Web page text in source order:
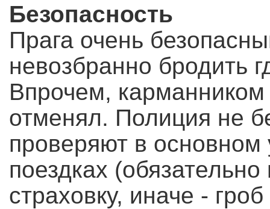
Безопасность
Прага очень
невозбранно бродить
Впрочем, карманником
отменял. Полиция не
проверяют в основном
поездках
страховку, иначе -